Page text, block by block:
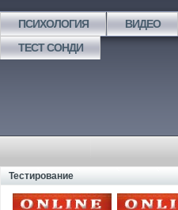
ПСИХОЛОГИЯ ВИДЕО
ТЕСТ СОНДИ
Тестирование